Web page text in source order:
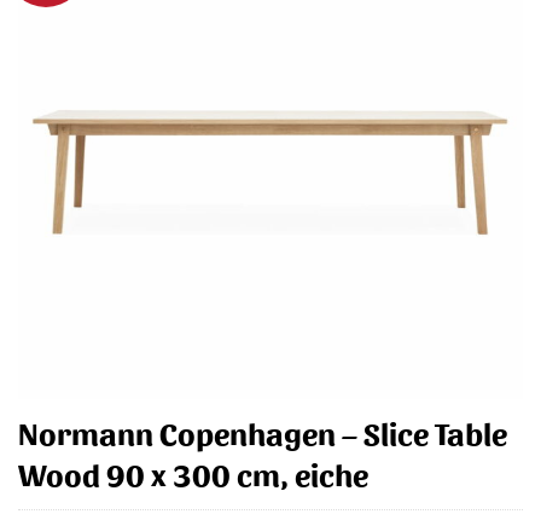
Normann Copenhagen – Slice Table
Wood 90 x 300 cm, eiche